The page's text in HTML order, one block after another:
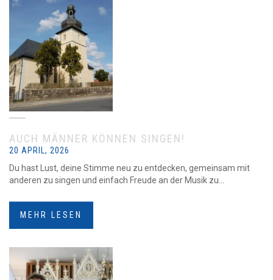
AUCH MÄNNER KÖNNEN SINGEN!
20 APRIL, 2026
Du hast Lust, deine Stimme neu zu entdecken, gemeinsam mit
anderen zu singen und einfach Freude an der Musik zu...
MEHR LESEN